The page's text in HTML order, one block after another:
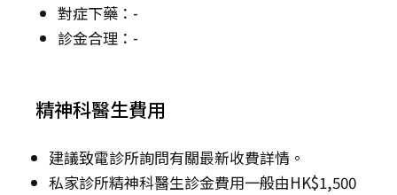
對症下藥：-
診金合理：-
精神科醫生費用
建議致電診所詢問有關最新收費詳情。
私家診所精神科醫生診金費用一般由HK$1,500